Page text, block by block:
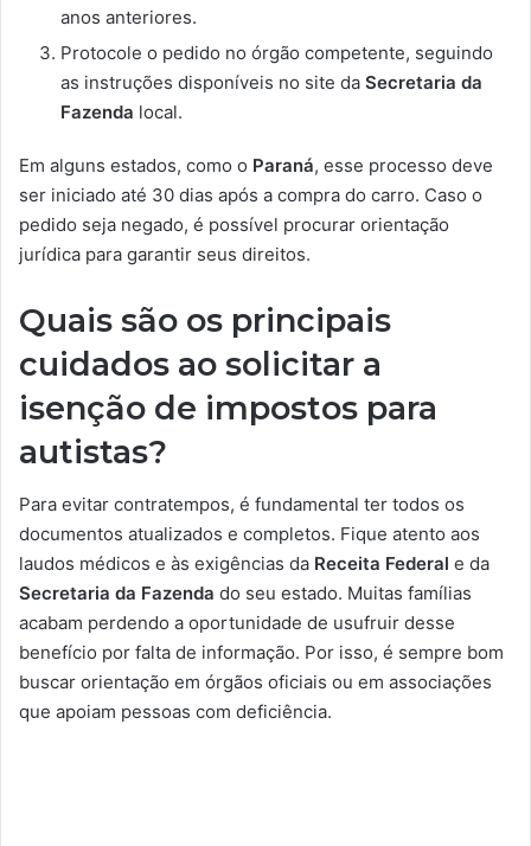
anos anteriores.
Protocole o pedido no órgão competente, seguindo
as instruções disponíveis no site da Secretaria da
Fazenda local.
Em alguns estados, como o Paraná, esse processo deve
ser iniciado até 30 dias após a compra do carro. Caso o
pedido seja negado, é possível procurar orientação
jurídica para garantir seus direitos.
Quais são os principais
cuidados ao solicitar a
isenção de impostos para
autistas?
Para evitar contratempos, é fundamental ter todos os
documentos atualizados e completos. Fique atento aos
laudos médicos e às exigências da Receita Federal e da
Secretaria da Fazenda do seu estado. Muitas famílias
acabam perdendo a oportunidade de usufruir desse
benefício por falta de informação. Por isso, é sempre bom
buscar orientação em órgãos oficiais ou em associações
que apoiam pessoas com deficiência.